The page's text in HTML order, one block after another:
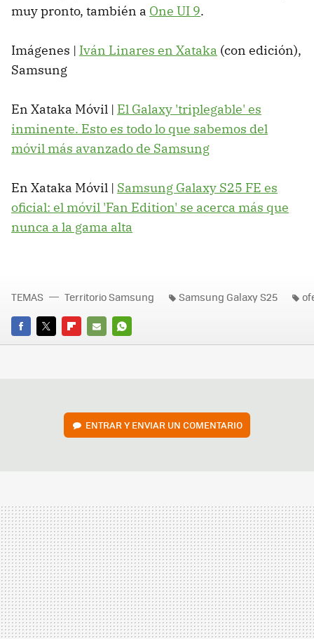
muy pronto, también a One UI 9.
Imágenes | Iván Linares en Xataka (con edición),
Samsung
En Xataka Móvil | El Galaxy 'triplegable' es
inminente. Esto es todo lo que sabemos del
móvil más avanzado de Samsung
En Xataka Móvil | Samsung Galaxy S25 FE es
oficial: el móvil 'Fan Edition' se acerca más que
nunca a la gama alta
FACEBOOK
TWITTERFLIPBOARD
E-
WHATSAPP
TEMAS Territorio Samsung Samsung Galaxy S25
ENTRAR Y ENVIAR UN COMENTARIO